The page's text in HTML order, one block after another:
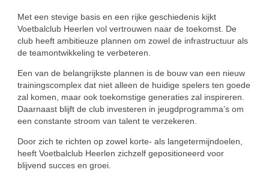
Met een stevige basis en een rijke geschiedenis kijkt
Voetbalclub Heerlen vol vertrouwen naar de toekomst. De
club heeft ambitieuze plannen om zowel de infrastructuur als
de teamontwikkeling te verbeteren.
Een van de belangrijkste plannen is de bouw van een nieuw
trainingscomplex dat niet alleen de huidige spelers ten goede
zal komen, maar ook toekomstige generaties zal inspireren.
Daarnaast blijft de club investeren in jeugdprogramma’s om
een constante stroom van talent te verzekeren.
Door zich te richten op zowel korte- als langetermijndoelen,
heeft Voetbalclub Heerlen zichzelf gepositioneerd voor
blijvend succes en groei.